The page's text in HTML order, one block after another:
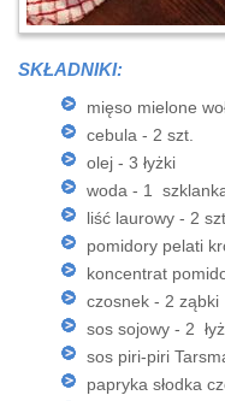
SKŁADNIKI:
mięso mielone
cebula - 2 szt.
olej - 3 łyżki
woda - 1
liść laurowy - 2 szt.
pomidory pelati
koncentrat
czosnek - 2 ząbki
sos sojowy - 2
sos piri-piri
papryka słodka